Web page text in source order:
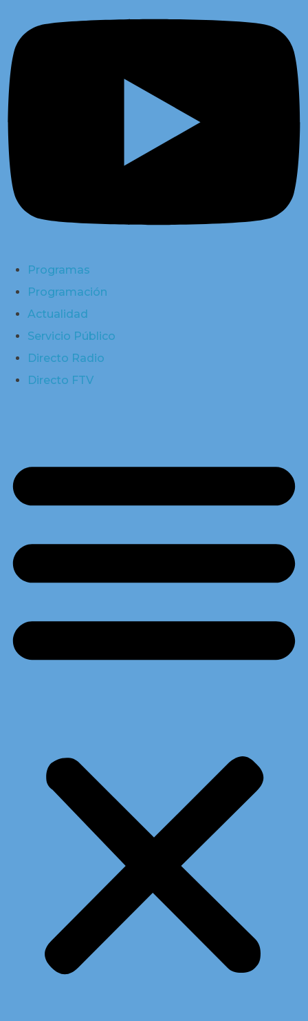
Programas
Programación
Actualidad
Servicio Público
Directo Radio
Directo FTV